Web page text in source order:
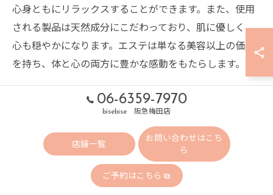
心身ともにリラックスすることができます。また、使用
される製品は天然成分にこだわっており、肌に優しく、
心も穏やかになります。エステは単なる美容以上の価値
を持ち、体と心の両方に豊かな感動をもたらします。
エステティシャンのプロ
技が光る奈良県のフェイ
シャルエステ
06-6359-7970
bisebise 阪急梅田店
店舗一覧
お問い合わせはこち
ら
ご予約はこちら